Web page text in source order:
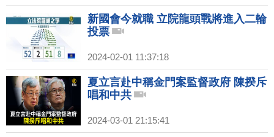
新國會今就職 立院龍頭戰將進入二輪
投票
2024-02-01 11:37:18
夏立言赴中稱金門案監督政府 陳揆斥
唱和中共
2024-03-01 21:15:41